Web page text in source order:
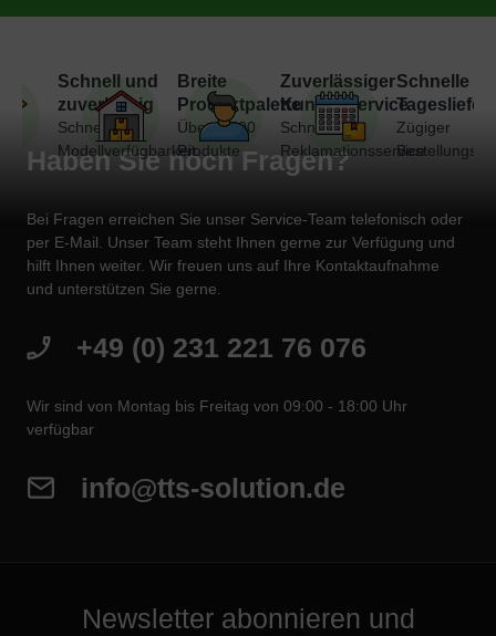
Schnell und
zuverlässig
Schnelle
Modellverfügbarkeit
Breite
Produktpalette
Über 7.000
Produkte
Zuverlässiger
Kundenservice
Schneller
Reklamationsservice
Schnelle
Zügiger
Haben Sie noch Fragen?
Bei Fragen erreichen Sie unser Service-Team telefonisch oder
per E-Mail. Unser Team steht Ihnen gerne zur Verfügung und
hilft Ihnen weiter. Wir freuen uns auf Ihre Kontaktaufnahme
und unterstützen Sie gerne.
+49 (0) 231 221 76 076
Wir sind von Montag bis Freitag von 09:00 - 18:00 Uhr
verfügbar
info@tts-solution.de
Newsletter abonnieren und